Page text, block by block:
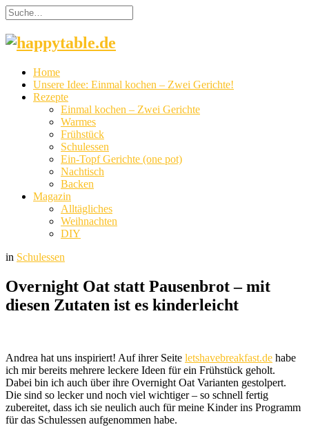
Home
Unsere Idee: Einmal kochen – Zwei Gerichte!
Rezepte
Einmal kochen – Zwei Gerichte
Warmes
Frühstück
Schulessen
Ein-Topf Gerichte (one pot)
Nachtisch
Backen
Magazin
Alltägliches
Weihnachten
DIY
in Schulessen
Overnight Oat statt Pausenbrot – mit
diesen Zutaten ist es kinderleicht
Andrea hat uns inspiriert! Auf ihrer Seite letshavebreakfast.de habe
ich mir bereits mehrere leckere Ideen für ein Frühstück geholt.
Dabei bin ich auch über ihre Overnight Oat Varianten gestolpert.
Die sind so lecker und noch viel wichtiger – so schnell fertig
zubereitet, dass ich sie neulich auch für meine Kinder ins Programm
für das Schulessen aufgenommen habe.